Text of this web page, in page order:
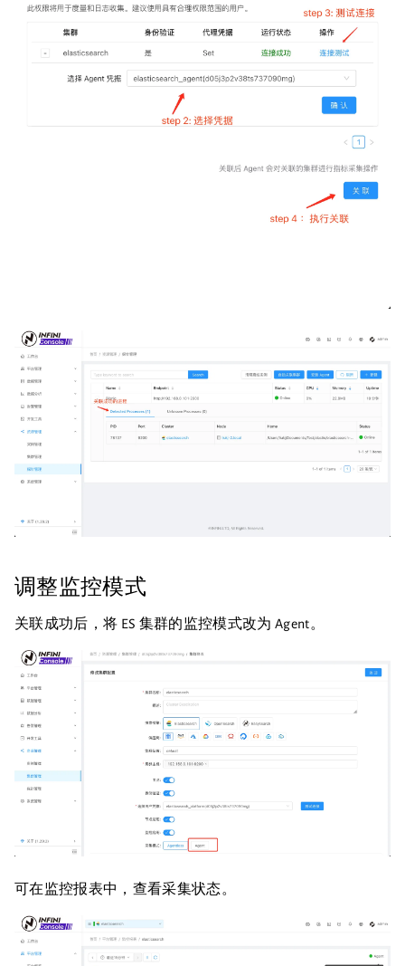
调整监控模式
关联成功后，将 ES 集群的监控模式改为 Agent。
可在监控报表中，查看采集状态。